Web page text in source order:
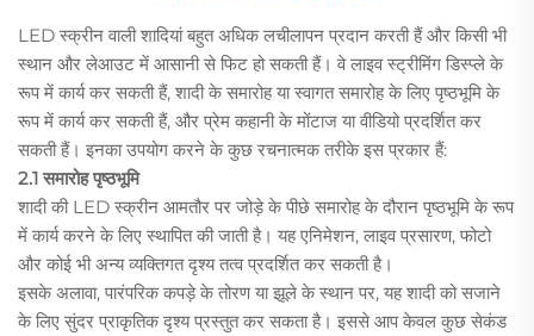
LED स्क्रीन वाली शादियां बहुत अधिक लचीलापन प्रदान करती हैं और किसी भी
स्थान और लेआउट में आसानी से फिट हो सकती हैं। वे लाइव स्ट्रीमिंग डिस्प्ले के
रूप में कार्य कर सकती हैं, शादी के समारोह या स्वागत समारोह के लिए पृष्ठभूमि के
रूप में कार्य कर सकती हैं, और प्रेम कहानी के मोंटाज या वीडियो प्रदर्शित कर
सकती हैं। इनका उपयोग करने के कुछ रचनात्मक तरीके इस प्रकार हैं:
2.1 समारोह पृष्ठभूमि
शादी की LED स्क्रीन आमतौर पर जोड़े के पीछे समारोह के दौरान पृष्ठभूमि के रूप
में कार्य करने के लिए स्थापित की जाती है। यह एनिमेशन, लाइव प्रसारण, फोटो
और कोई भी अन्य व्यक्तिगत दृश्य तत्व प्रदर्शित कर सकती है।
इसके अलावा, पारंपरिक कपड़े के तोरण या झूले के स्थान पर, यह शादी को सजाने
के लिए सुंदर प्राकृतिक दृश्य प्रस्तुत कर सकता है। इससे आप केवल कुछ सेकंड